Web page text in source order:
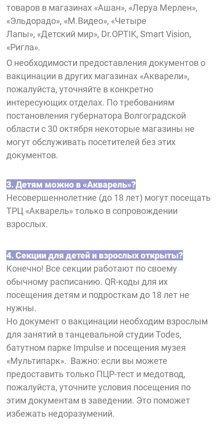
товаров в магазинах «Ашан», «Леруа Мерлен»,
«Эльдорадо», «М.Видео», «Четыре
Лапы», «Детский мир», Dr.OPTIK, Smart Vision,
«Ригла».
О необходимости предоставления документов о
вакцинации в других магазинах «Акварели»,
пожалуйста, уточняйте в конкретно
интересующих отделах. По требованиям
постановления губернатора Волгоградской
области с 30 октября некоторые магазины не
могут обслуживать посетителей без этих
документов.
3. Детям можно в «Акварель»?
Несовершеннолетние (до 18 лет) могут посещать
ТРЦ «Акварель» только в сопровождении
взрослых.
4. Секции для детей и взрослых открыты?
Конечно! Все секции работают по своему
обычному расписанию. QR-коды для их
посещения детям и подросткам до 18 лет не
нужны.
Но документ о вакцинации необходим взрослым
для занятий в танцевальной студии Todes,
батутном парке Impulse и посещения музея
«Мультипарк». Важно: если вы можете
предоставить только ПЦР-тест и медотвод,
пожалуйста, уточните условия посещения по
этим документам в заведении. Это поможет
избежать недоразумений.